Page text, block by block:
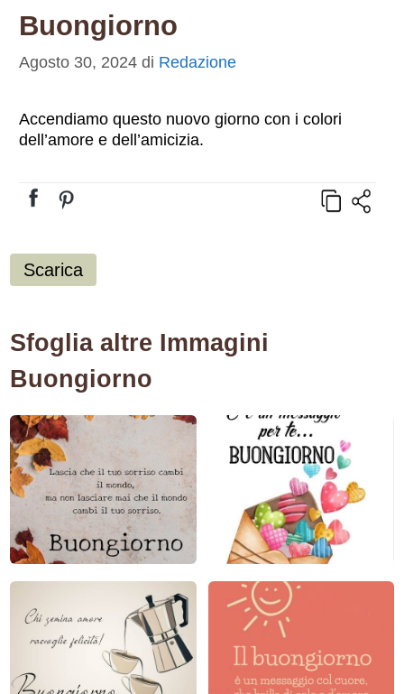
Buongiorno
Agosto 30, 2024 di Redazione
Accendiamo questo nuovo giorno con i colori
dell’amore e dell’amicizia.
Scarica
Sfoglia altre Immagini
Buongiorno